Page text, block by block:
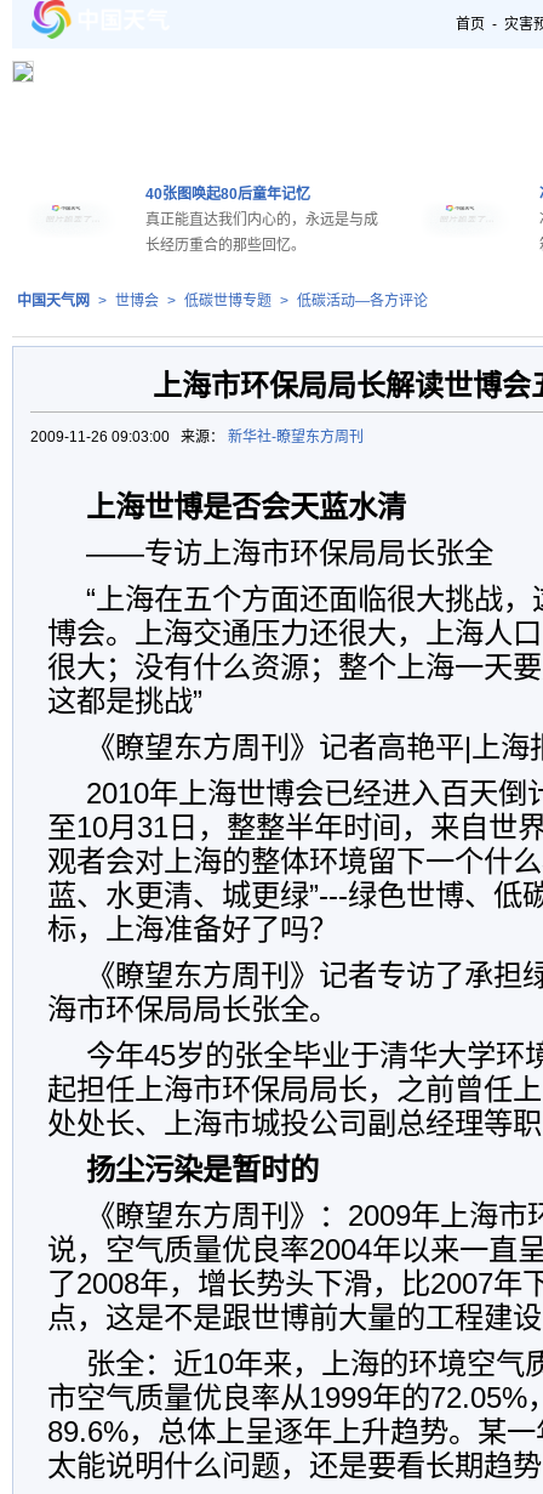
首页 - 灾害
40张图唤起80后童年记忆
真正能直达我们内心的，永远是与成
长经历重合的那些回忆。
中国天气网 > 世博会 > 低碳世博专题 > 低碳活动—各方评论
上海市环保局局长解读世博会
2009-11-26 09:03:00 来源： 新华社-瞭望东方周刊
上海世博是否会天蓝水清
——专访上海市环保局局长张全
“上海在五个方面还面临很大挑战
博会。上海交通压力还很大，上海人
很大；没有什么资源；整个上海一天
这都是挑战”
《瞭望东方周刊》记者高艳平|上海
2010年上海世博会已经进入百天倒
至10月31日，整整半年时间，来自世
观者会对上海的整体环境留下一个什
蓝、水更清、城更绿”---绿色世博、低
标，上海准备好了吗？
《瞭望东方周刊》记者专访了承担
海市环保局局长张全。
今年45岁的张全毕业于清华大学环
起担任上海市环保局局长，之前曾任
处处长、上海市城投公司副总经理等
扬尘污染是暂时的
《瞭望东方周刊》：2009年上海
说，空气质量优良率2004年以来一直
了2008年，增长势头下滑，比2007年
点，这是不是跟世博前大量的工程建
张全：近10年来，上海的环境空气
市空气质量优良率从1999年的72.05%
89.6%，总体上呈逐年上升趋势。某
太能说明什么问题，还是要看长期趋